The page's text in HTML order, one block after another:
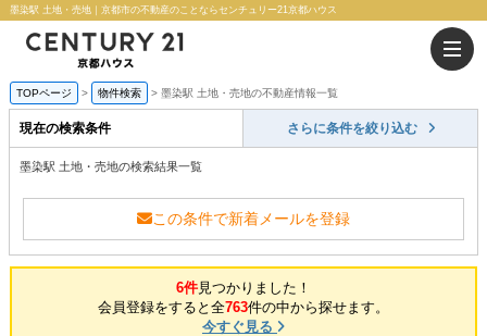
墨染駅 土地・売地｜京都市の不動産のことならセンチュリー21京都ハウス
TOPページ 物件検索 墨染駅 土地・売地の不動産情報一覧
現在の検索条件 さらに条件を絞り込む
墨染駅 土地・売地の検索結果一覧
この条件で新着メールを登録
6件見つかりました！
会員登録をすると全763件の中から探せます。
今すぐ見る